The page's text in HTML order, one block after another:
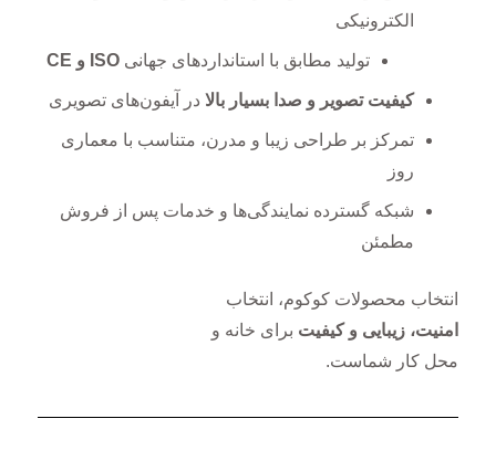
الکترونیکی
تولید مطابق با استانداردهای جهانی ISO و
کیفیت تصویر و صدا بسیار بالا در آیفون‌های تصویری
تمرکز بر طراحی زیبا و مدرن، متناسب با معماری
روز
شبکه گسترده نمایندگی‌ها و خدمات پس از فروش
مطمئن
انتخاب محصولات کوکوم، انتخاب
امنیت، زیبایی و کیفیت برای خانه و
محل کار شماست.